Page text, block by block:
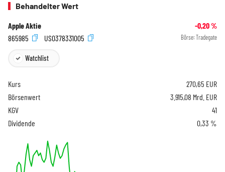
Behandelter Wert
Apple Aktie -0,20%
865985
US0378331005 Börse: Tradegate
Watchlist
Kurs 270,65 EUR
Börsenwert
3.915,08 Mrd. EUR
KGV
41
Dividende
0,33 %